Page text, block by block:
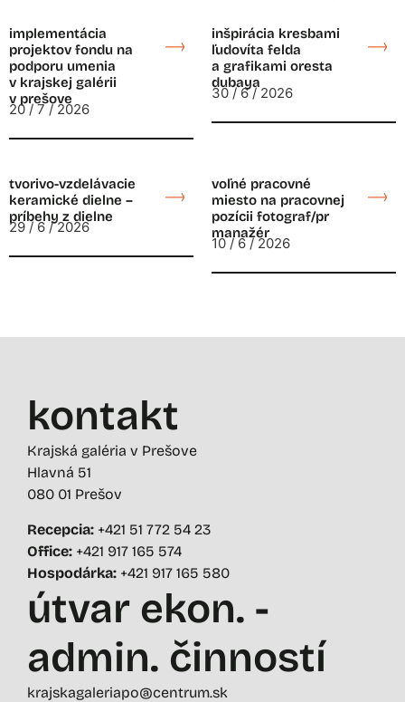
implementácia
projektov fondu na
podporu umenia
v krajskej galérii
v prešove
20 / 7 / 2026
inšpirácia kresbami
ľudovíta felda
a grafikami oresta
dubaya
30 / 6 / 2026
tvorivo-vzdelávacie
keramické dielne –
príbehy z dielne
29 / 6 / 2026
voľné pracovné
miesto na pracovnej
pozícii fotograf/pr
manažér
10 / 6 / 2026
kontakt
Krajská galéria v Prešove
Hlavná 51
080 01 Prešov
Recepcia: +421 51 772 54 23
Office: +421 917 165 574
Hospodárka: +421 917 165 580
útvar ekon. -
admin. činností
krajskagaleriapo@centrum.sk